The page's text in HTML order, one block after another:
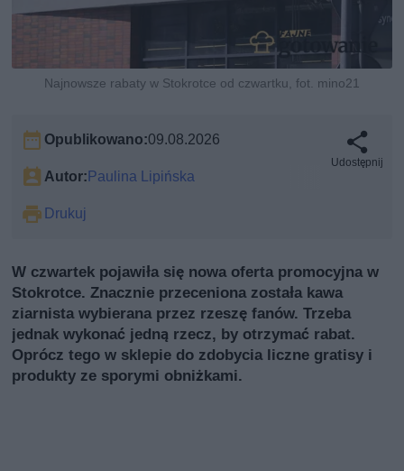
Najnowsze rabaty w Stokrotce od czwartku, fot. mino21
Opublikowano:09.08.2026
Autor: Paulina Lipińska
Drukuj
Udostępnij
W czwartek pojawiła się nowa oferta promocyjna w
Stokrotce. Znacznie przeceniona została kawa
ziarnista wybierana przez rzeszę fanów. Trzeba
jednak wykonać jedną rzecz, by otrzymać rabat.
Oprócz tego w sklepie do zdobycia liczne gratisy i
produkty ze sporymi obniżkami.